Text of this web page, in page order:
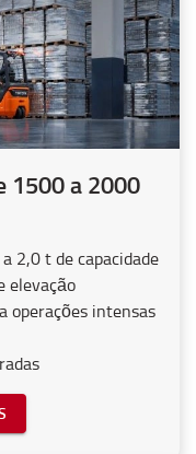
1500 a 2000
2,0 t de capacidade
elevação
operações intensas